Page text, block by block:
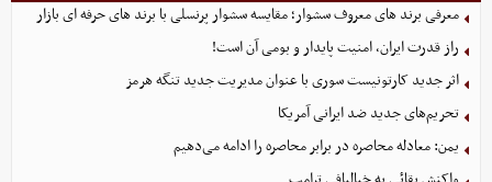
معرفی برند های معروف سشوار؛ مقایسه سشوار پرنسلی با برند های حرفه ای بازار
راز قدرت ایران، امنیت پایدار و بومی آن است!
اثر جدید کارتونیست سوری با عنوان مدیریت جدید تنگه هرمز
تحریم‌های جدید ضد ایرانی آمریکا
یمن: معادله محاصره در برابر محاصره را ادامه می‌دهیم